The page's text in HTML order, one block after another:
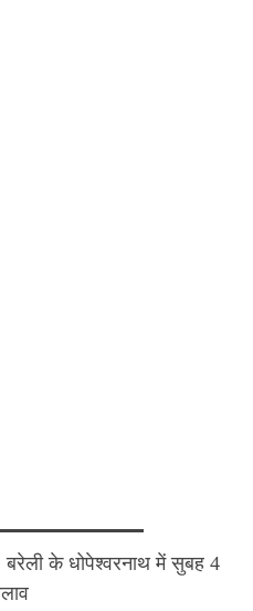
के धोपेश्वरनाथ में सुबह 4